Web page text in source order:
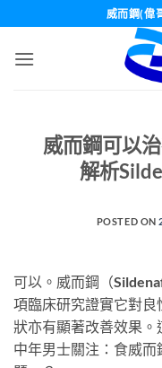
content
威而鋼(偉
威而鋼可以
解析
POSTED ON
可以。威而鋼（
項臨床研究證實它對
狀亦有顯著改善效果
中年男士關注：食威